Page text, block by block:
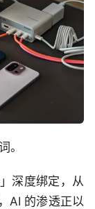
。
深度绑定，从
AI 的渗透正以